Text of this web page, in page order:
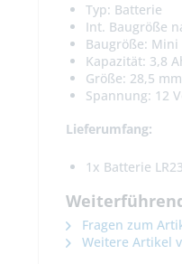
Typ: Batterie
Int. Baugröße
Baugröße: Mini
Kapazität: 3,8
Größe: 28,5
Spannung: 12
Lieferumfang:
1x Batterie
Fragen zum
Weitere Artikel